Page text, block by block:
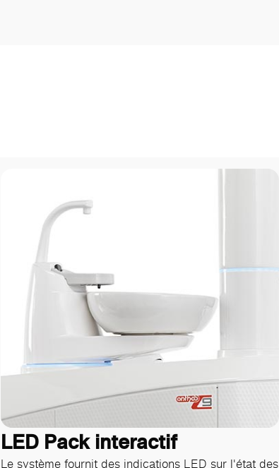
LED Pack interactif
Le système fournit des indications LED sur l'état des